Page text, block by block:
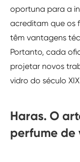
oportuna para a
acreditam que os
têm vantagens
Portanto, cada
projetar novos
vidro do século
Haras. O
perfume de